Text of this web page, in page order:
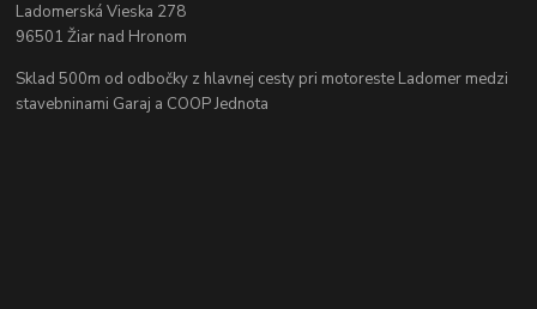
Ladomerská Vieska 278
96501 Žiar nad Hronom
Sklad 500m od odbočky z hlavnej cesty pri motoreste Ladomer medzi
stavebninami Garaj a COOP Jednota